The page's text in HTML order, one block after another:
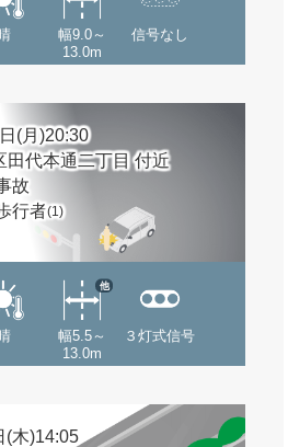
幅9.0～
13.0m
信号なし
(月)20:30
田代本通二丁目 付近
故
行者(1)
幅5.5～
13.0m
他
３灯式信号
(木)14:05